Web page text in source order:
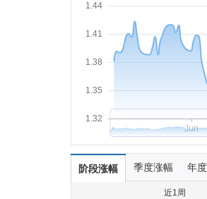
1.32
1.35
1.38
1.41
1.44
Jun
阶段涨幅 季度涨幅 年
近1周